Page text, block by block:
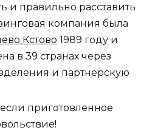
и правильно расставить
компания была
Кстово 1989 году и
в 39 странах через
и партнерскую
приготовленное